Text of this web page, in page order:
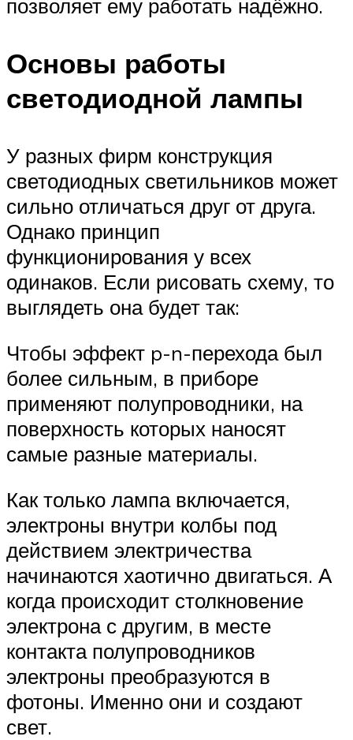
позволяет ему работать надёжно.
Основы работы
светодиодной лампы
У разных фирм конструкция
светодиодных светильников может
сильно отличаться друг от друга.
Однако принцип
функционирования у всех
одинаков. Если рисовать схему, то
выглядеть она будет так:
Чтобы эффект p-n-перехода был
более сильным, в приборе
применяют полупроводники, на
поверхность которых наносят
самые разные материалы.
Как только лампа включается,
электроны внутри колбы под
действием электричества
начинаются хаотично двигаться. А
когда происходит столкновение
электрона с другим, в месте
контакта полупроводников
электроны преобразуются в
фотоны. Именно они и создают
свет.